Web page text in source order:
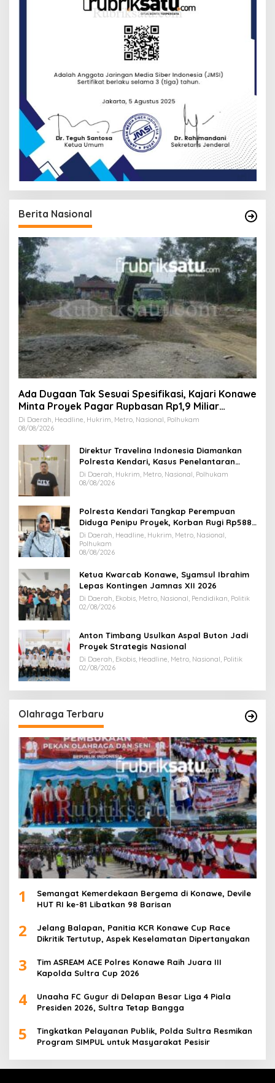
Berita Nasional
Ada Dugaan Tak Sesuai Spesifikasi, Kajari Konawe
Minta Proyek Pagar Rupbasan Rp1,9 Miliar
Dihentikan
Di Daerah, Headline, Hukrim, Metro, Nasional, Polhukam
08/08/2026
Direktur Travelina Indonesia Diamankan
Polresta Kendari, Kasus Penelantaran
Jemaah Umrah Masuk Babak Baru
Di Daerah, Hukrim, Metro, Nasional, Polhukam
08/08/2026
Polresta Kendari Tangkap Perempuan
Diduga Penipu Proyek, Korban Rugi Rp588,1
Juta
Di Daerah, Headline, Hukrim, Metro, Nasional,
Polhukam
08/08/2026
Ketua Kwarcab Konawe, Syamsul Ibrahim
Lepas Kontingen Jamnas XII 2026
Di Daerah, Ekobis, Metro, Nasional, Pendidikan, Politik
02/08/2026
Anton Timbang Usulkan Aspal Buton Jadi
Proyek Strategis Nasional
Di Daerah, Ekobis, Headline, Metro, Nasional, Politik
02/08/2026
Olahraga Terbaru
1
Semangat Kemerdekaan Bergema di Konawe, Devile
HUT RI ke-81 Libatkan 98 Barisan
2
Jelang Balapan, Panitia KCR Konawe Cup Race
Dikritik Tertutup, Aspek Keselamatan Dipertanyakan
3
Tim ASREAM ACE Polres Konawe Raih Juara III
Kapolda Sultra Cup 2026
4
Unaaha FC Gugur di Delapan Besar Liga 4 Piala
Presiden 2026, Sultra Tetap Bangga
5
Tingkatkan Pelayanan Publik, Polda Sultra Resmikan
Program SIMPUL untuk Masyarakat Pesisir